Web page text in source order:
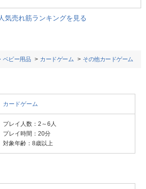
気売れ筋ランキングを見る
ベビー用品 カードゲーム その他カードゲーム
カードゲーム
プレイ人数：2～6人
プレイ時間：20分
対象年齢：8歳以上